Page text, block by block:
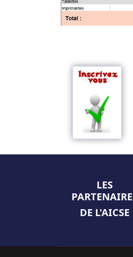
LES
DE L'AICSE